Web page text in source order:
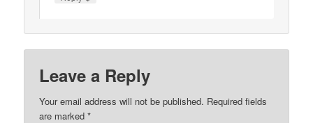
Leave a Reply
Your email address will not be published. Required fields
are marked*